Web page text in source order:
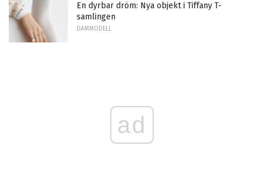
En dyrbar dröm: Nya objekt i Tiffany T-
samlingen
DAMMODELL
ad